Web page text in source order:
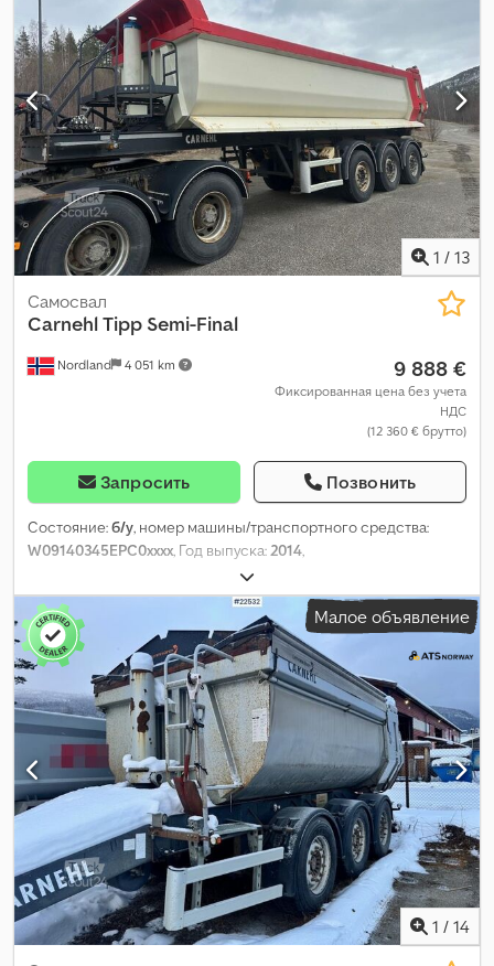
1 / 13
Nordland 4 051 km
Самосвал
CarnehlTipp Semi-Final
9 888 €
Фиксированная цена без учета
НДС
(12 360 € брутто)
Запросить Позвонить
Состояние:б/у, номер машины/транспортного средства:
W09140345EPC0xxxx , Год выпуска: 2014
Малое объявление
1 / 14